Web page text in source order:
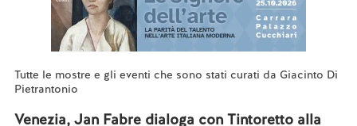
Tutte le mostre e gli eventi che sono stati curati da Giacinto Di
Pietrantonio
Venezia, Jan Fabre dialoga con Tintoretto alla